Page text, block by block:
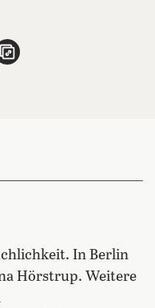
teilen
E-Mail teilen
In Berlin
Hörstrup. Weitere